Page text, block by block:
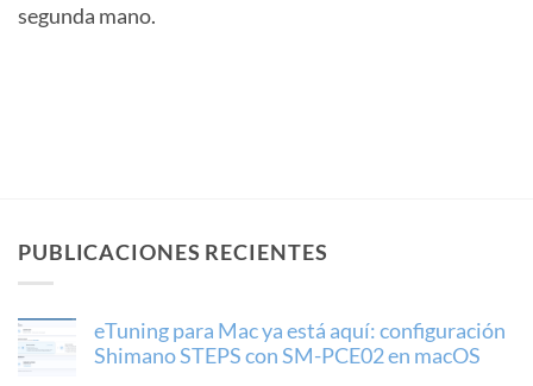
segunda mano.
PUBLICACIONES RECIENTES
eTuning para Mac ya está aquí: configuración
Shimano STEPS con SM-PCE02 en macOS